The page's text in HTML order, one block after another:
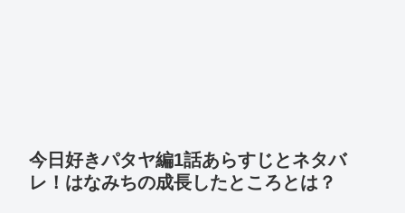
今日好きパタヤ編1話あらすじとネタバ
レ！はなみちの成長したところとは？